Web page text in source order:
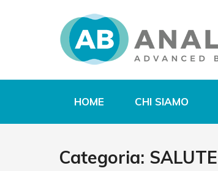
HOME CHI SIAMO
Categoria: SALUTE